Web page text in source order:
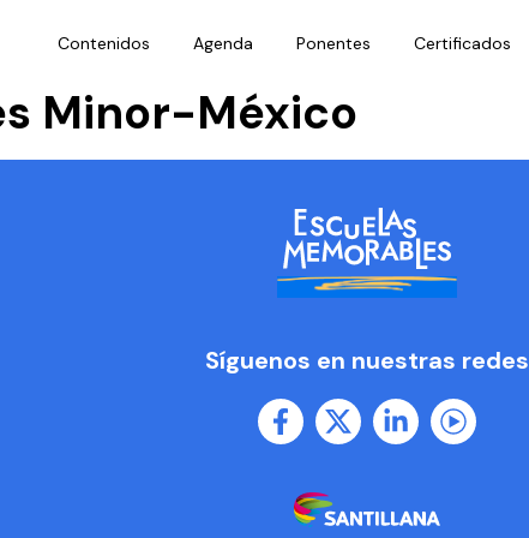
Contenidos Agenda Ponentes Certificados
Minor-México
Síguenos en nuestras redes